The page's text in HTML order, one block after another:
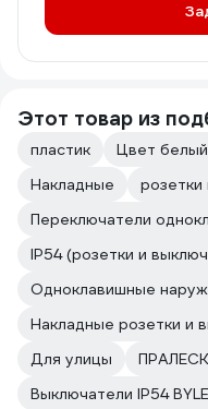
Этот товар из
пластик
Цвет
Накладные
розетки
Переключатели
IP54 (розетки и
Одноклавишные
Накладные розетки и
Для улицы
Выключатели IP54